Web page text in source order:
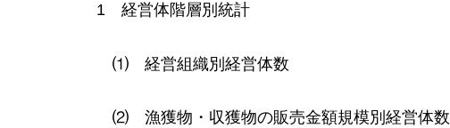
1 経営体階層別統計
⑴ 経営組織別経営体数
⑵ 漁獲物・収獲物の販売金額規模別経営体数